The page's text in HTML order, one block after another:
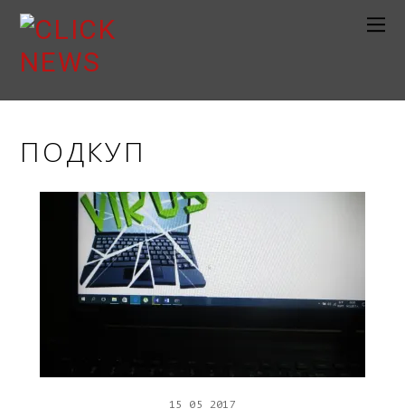
ПОДКУП
15 05 2017